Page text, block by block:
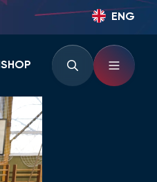
ENG
ÉS